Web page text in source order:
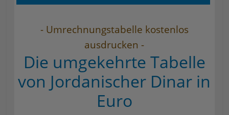
- Umrechnungstabelle kostenlos
ausdrucken -
Die umgekehrte Tabelle
von Jordanischer Dinar in
Euro